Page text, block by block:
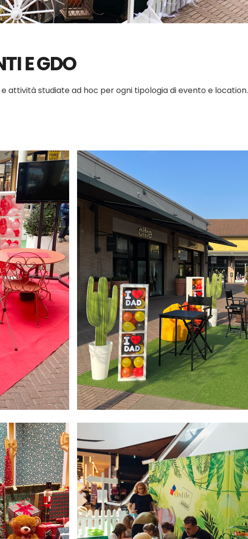
E GDO
attività studiate ad hoc per ogni tipologia di evento e location.